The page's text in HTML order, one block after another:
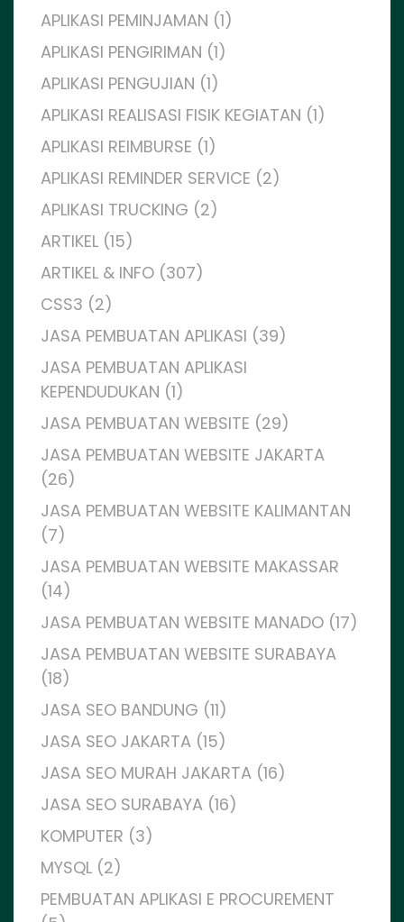
APLIKASI PEMINJAMAN (1)
APLIKASI PENGIRIMAN (1)
APLIKASI PENGUJIAN (1)
APLIKASI REALISASI FISIK KEGIATAN (1)
APLIKASI REIMBURSE (1)
APLIKASI REMINDER SERVICE (2)
APLIKASI TRUCKING (2)
ARTIKEL (15)
ARTIKEL & INFO (307)
CSS3 (2)
JASA PEMBUATAN APLIKASI (39)
JASA PEMBUATAN APLIKASI
KEPENDUDUKAN (1)
JASA PEMBUATAN WEBSITE (29)
JASA PEMBUATAN WEBSITE JAKARTA
(26)
JASA PEMBUATAN WEBSITE KALIMANTAN
(7)
JASA PEMBUATAN WEBSITE MAKASSAR
(14)
JASA PEMBUATAN WEBSITE MANADO (17)
JASA PEMBUATAN WEBSITE SURABAYA
(18)
JASA SEO BANDUNG (11)
JASA SEO JAKARTA (15)
JASA SEO MURAH JAKARTA (16)
JASA SEO SURABAYA (16)
KOMPUTER (3)
MYSQL (2)
PEMBUATAN APLIKASI E PROCUREMENT